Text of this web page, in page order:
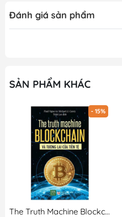
Đánh giá sản phẩm
SẢN PHẨM KHÁC
- 15%
The Truth Machine Blockchain Và Tương Lai Của Tiền Tệ